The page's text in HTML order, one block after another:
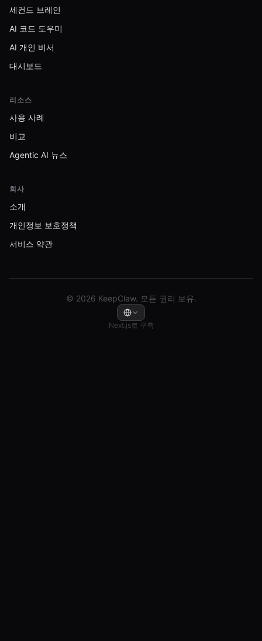
세컨드 브레인
AI 코드 도우미
AI 개인 비서
대시보드
리소스
사용 사례
비교
Agentic AI 뉴스
회사
소개
개인정보 보호정책
서비스 약관
© 2026 KeepClaw. 모든 권리 보유.
Next.js로 구축